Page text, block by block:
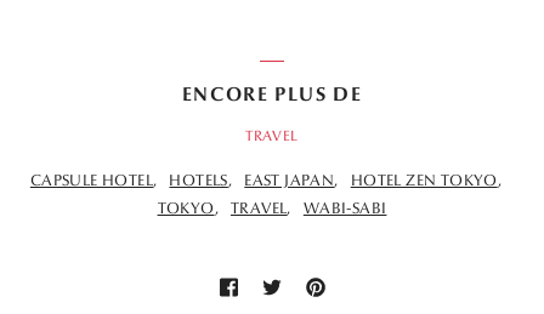
ENCORE PLUS DE
TRAVEL
CAPSULE HOTEL HOTELS EAST JAPAN
HOTEL ZEN TOKYO
TOKYO
TRAVEL WABI-SABI